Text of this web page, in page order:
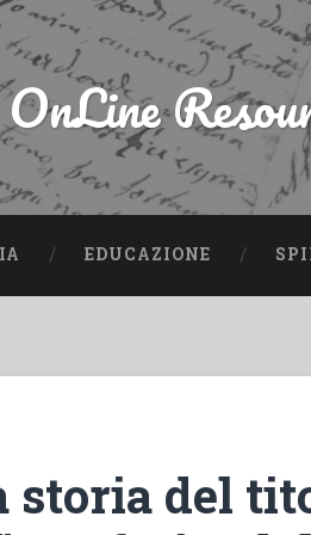
EDUCAZIONE
storia del